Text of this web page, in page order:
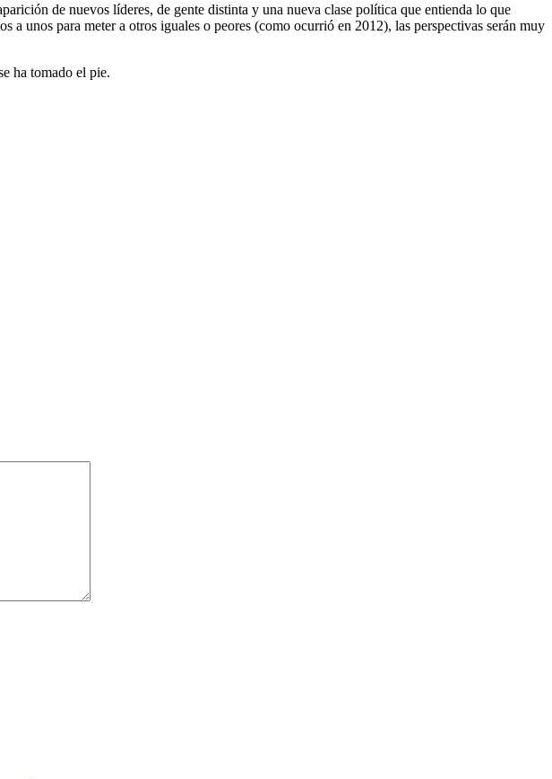
de nuevos líderes, de gente distinta y una nueva clase política que entienda lo que
a unos para meter a otros iguales o peores (como ocurrió en 2012), las perspectivas serán muy
ha tomado el pie.